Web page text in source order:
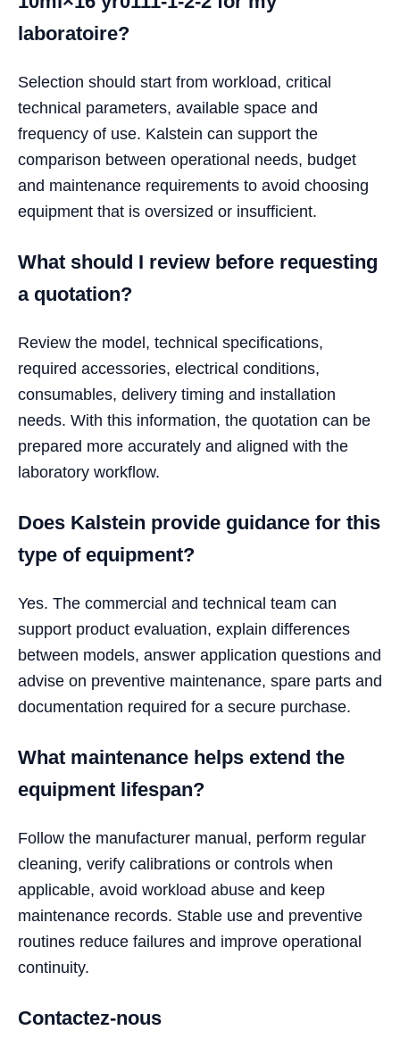
laboratoire?
Selection should start from workload, critical
technical parameters, available space and
frequency of use. Kalstein can support the
comparison between operational needs, budget
and maintenance requirements to avoid choosing
equipment that is oversized or insufficient.
What should I review before requesting
a quotation?
Review the model, technical specifications,
required accessories, electrical conditions,
consumables, delivery timing and installation
needs. With this information, the quotation can be
prepared more accurately and aligned with the
laboratory workflow.
Does Kalstein provide guidance for this
type of equipment?
Yes. The commercial and technical team can
support product evaluation, explain differences
between models, answer application questions and
advise on preventive maintenance, spare parts and
documentation required for a secure purchase.
What maintenance helps extend the
equipment lifespan?
Follow the manufacturer manual, perform regular
cleaning, verify calibrations or controls when
applicable, avoid workload abuse and keep
maintenance records. Stable use and preventive
routines reduce failures and improve operational
continuity.
Contactez-nous